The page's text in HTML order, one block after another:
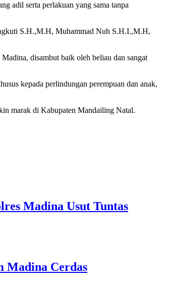
adil serta perlakuan yang sama tanpa
S.H.,M.H, Muhammad Nuh S.H.I.,M.H,
disambut baik oleh beliau dan sangat
kepada perlindungan perempuan dan anak,
marak di Kabupaten Mandailing Natal.
Madina Usut Tuntas
Madina Cerdas